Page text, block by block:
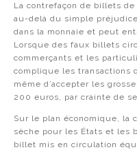
La contrefaçon de billets
au-delà du simple
dans la monnaie et peut
Lorsque des faux billets
commerçants et les
complique les transactions
même d’accepter les
200 euros, par crainte de
Sur le plan économique, la
sèche pour les États et les
billet mis en circulation